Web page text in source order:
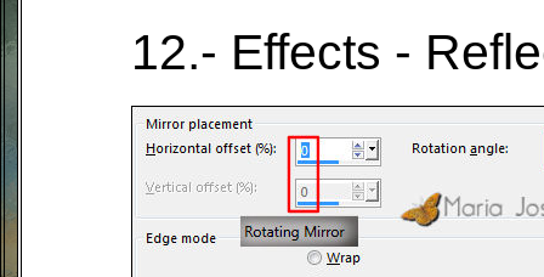
12.- Effects -